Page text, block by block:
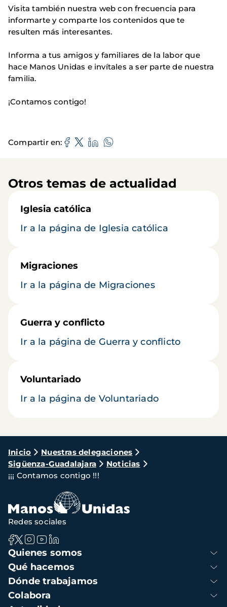
Visita también nuestra web con frecuencia para
informarte y comparte los contenidos que te
resulten más interesantes.
Informa a tus amigos y familiares de la labor que
hace Manos Unidas e invítales a ser parte de nuestra
familia.
¡Contamos contigo!
Compartir en
Otros temas de actualidad
Iglesia católica
Ir a la página de Iglesia católica
Migraciones
Ir a la página de Migraciones
Guerra y conflicto
Ir a la página de Guerra y conflicto
Voluntariado
Ir a la página de Voluntariado
Ruta
de
navegación
Inicio
Nuestras delegaciones
Sigüenza-Guadalajara
Noticias
¡¡¡ Contamos contigo !!!
Navegación
principal
Quienes somos
Qué hacemos
Dónde trabajamos
Colabora
Redes sociales